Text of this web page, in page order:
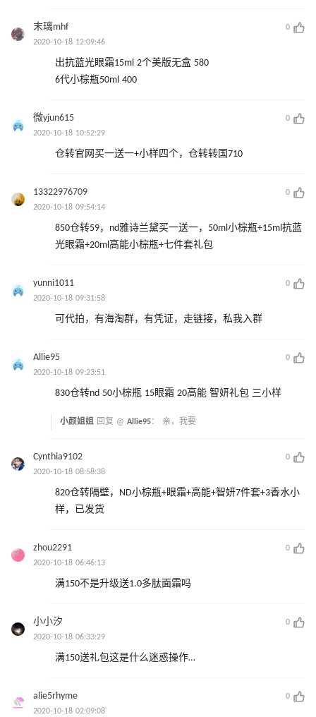
末璃mhf
0
2020-10-18 12:09:46
出抗蓝光眼霜15ml 2个美版无盒 580
6代小棕瓶50ml 400
微yjun615
0
2020-10-18 10:52:29
仓转官网买一送一+小样四个，仓转转国710
13322976709
0
2020-10-18 09:54:14
850仓转59，nd雅诗兰黛买一送一，50ml小棕瓶+15ml抗蓝
光眼霜+20ml高能小棕瓶+七件套礼包
yunni1011
0
2020-10-18 09:31:58
可代拍，有海淘群，有凭证，走链接，私我入群
Allie95
0
2020-10-18 09:23:51
830仓转nd 50小棕瓶 15眼霜 20高能 智妍礼包 三小样
小颜姐姐 回复 @ Allie95： 亲，我要
Cynthia9102
0
2020-10-18 08:58:38
820仓转隔壁，ND小棕瓶+眼霜+高能+智妍7件套+3香水小
样，已发货
zhou2291
0
2020-10-18 06:46:13
满150不是升级送1.0多肽面霜吗
小小汐
0
2020-10-18 06:33:29
满150送礼包这是什么迷惑操作…
alie5rhyme
0
2020-10-18 02:09:08